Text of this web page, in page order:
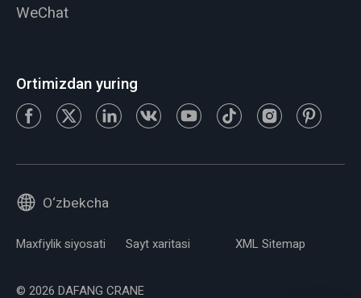
WeChat
Ortimizdan yuring
O‘zbekcha
Maxfiylik siyosati Sayt xaritasi XML Sitemap
© 2026 DAFANG CRANE